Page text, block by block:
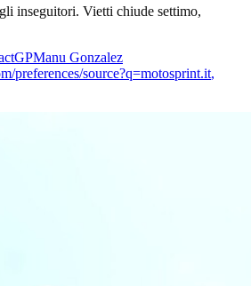
inseguitori. Vietti chiude settimo,
Manu Gonzalez
preferences/source?q=motosprint.it,